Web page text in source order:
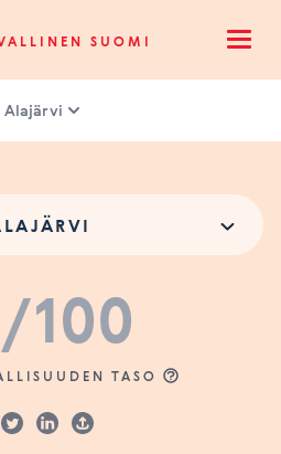
SUOMI
Alajärvi
/100
TASO